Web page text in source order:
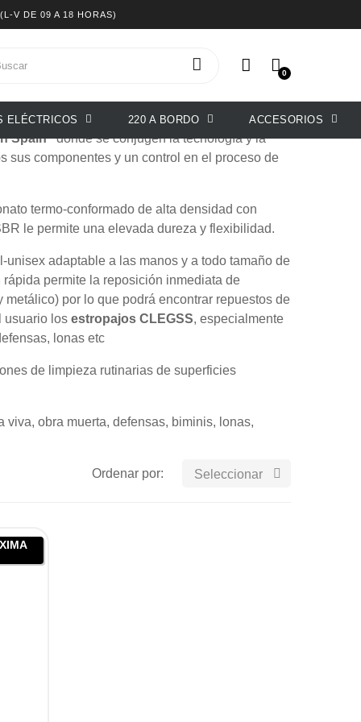
(L-V DE 09 A 18 HORAS)
0
ELÉCTRICOS 220 A BORDO ACCESORIOS
Spain"donde se conjugen la tecnología y la
sus componentes y un control en el proceso de
termo-conformado de alta densidad con
le permite una elevada dureza y flexibilidad.
adaptable a las manos y a todo tamaño de
permite la reposición inmediata de
por lo que podrá encontrar repuestos de
usuario los estropajos CLEGSS, especialmente
lonas etc
de limpieza rutinarias de superficies
obra muerta, defensas, biminis, lonas,
Ordenar por: Seleccionar 